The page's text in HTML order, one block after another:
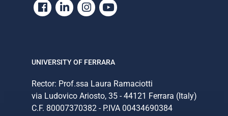
Facebook
LinkedinInstagram
Youtube
UNIVERSITY OF FERRARA
Rector: Prof.ssa Laura Ramaciotti
via Ludovico Ariosto, 35 - 44121 Ferrara (Italy)
C.F. 80007370382 - P.IVA 00434690384